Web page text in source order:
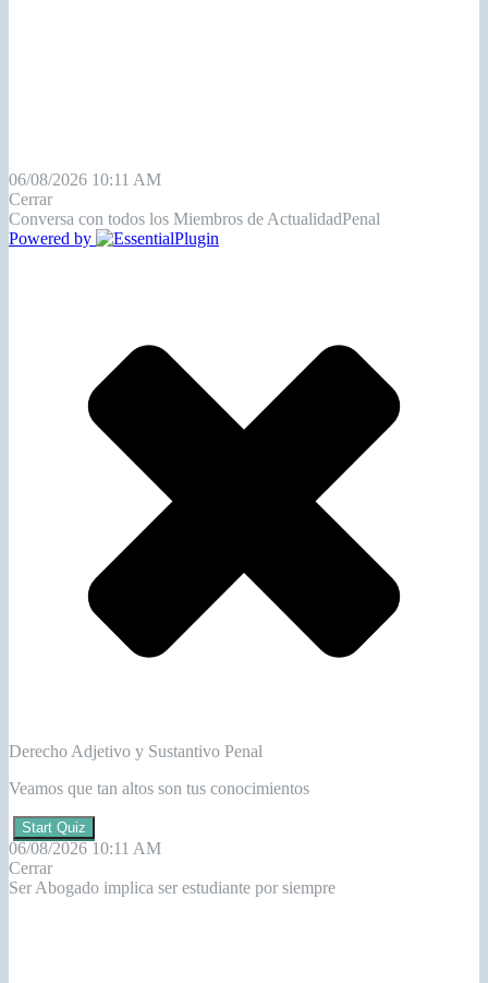
06/08/2026 10:11 AM
Cerrar
Conversa con todos los Miembros de ActualidadPenal
Powered by
Derecho Adjetivo y Sustantivo Penal
Veamos que tan altos son tus conocimientos
Start Quiz
06/08/2026 10:11 AM
Cerrar
Ser Abogado implica ser estudiante por siempre